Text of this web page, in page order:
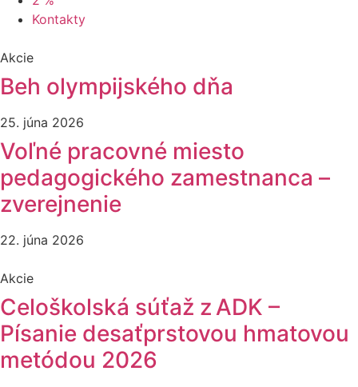
Kontakty
Akcie
Beh olympijského dňa
25. júna 2026
Voľné pracovné miesto
pedagogického zamestnanca –
zverejnenie
22. júna 2026
Akcie
Celoškolská súťaž z ADK –
Písanie desaťprstovou hmatovou
metódou 2026